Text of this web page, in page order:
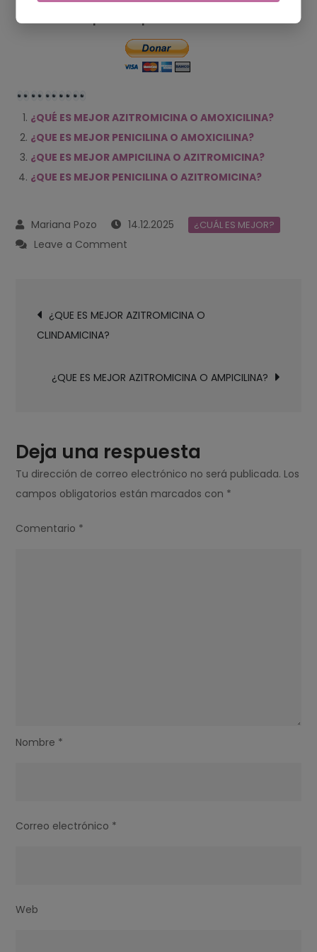
¿QUÉ ES MEJOR AZITROMICINA O AMOXICILINA?
¿QUE ES MEJOR PENICILINA O AMOXICILINA?
¿QUE ES MEJOR AMPICILINA O AZITROMICINA?
¿QUE ES MEJOR PENICILINA O AZITROMICINA?
14.12.2025 ¿CUÁL ES MEJOR?
Leave a Comment
AZITROMICINA
de¿QUE ES MEJOR AZITROMICINA O
CLINDAMICINA?
¿QUE ES MEJOR AZITROMICINA O AMPICILINA?
Deja una respuesta
Tu dirección de correo electrónico no será publicada. Los
campos obligatorios están marcados con *
Comentario *
Nombre *
Correo electrónico *
Web